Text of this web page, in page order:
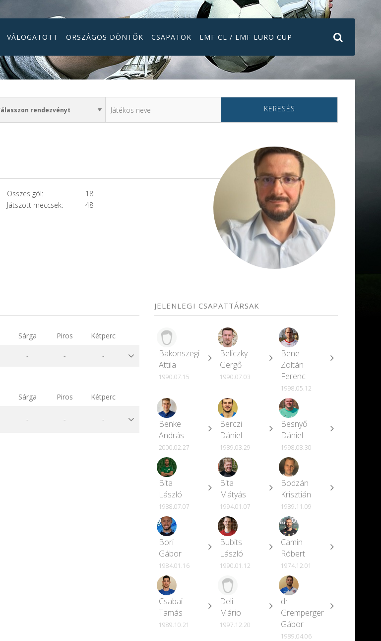
VÁLOGATOTT ORSZÁGOS DÖNTŐK CSAPATOK EMF CL / EMF EURO CUP
KERESÉS
Összes gól:
18
Játszott meccsek:
48
Sárga Piros
Kétperc
- - -
Sárga Piros
Kétperc
- - -
JELENLEGI CSAPATTÁRSAK
Bakonszegi
Attila
1990.07.15
Beliczky
Gergő
1990.07.03
Bene
Zoltán
Ferenc
1998.05.12
Benke
András
2000.02.27
Berczi
Dániel
1989.03.29
Besnyő
Dániel
1998.08.30
Bita
László
1988.07.07
Bita
Mátyás
1994.01.07
Bodzán
Krisztián
1989.11.09
Bori
Gábor
1984.01.16
Bubits
László
1990.01.12
Camin
Róbert
1974.12.01
Csabai
Tamás
1989.10.21
Deli
Mário
1997.12.20
dr.
Gremperger
Gábor
1989.04.06